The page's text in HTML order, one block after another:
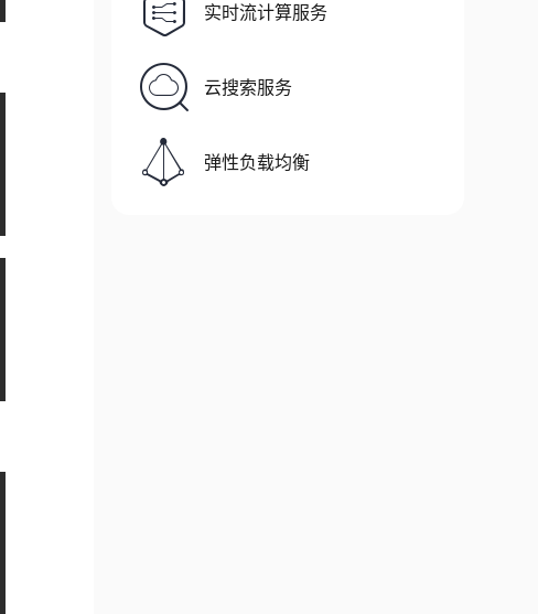
实时流计算服务
云搜索服务
弹性负载均衡